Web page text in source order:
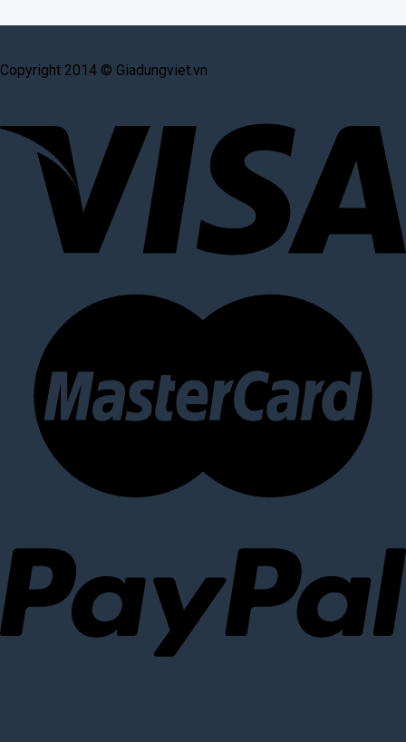
Copyright 2014 © Giadungviet.vn